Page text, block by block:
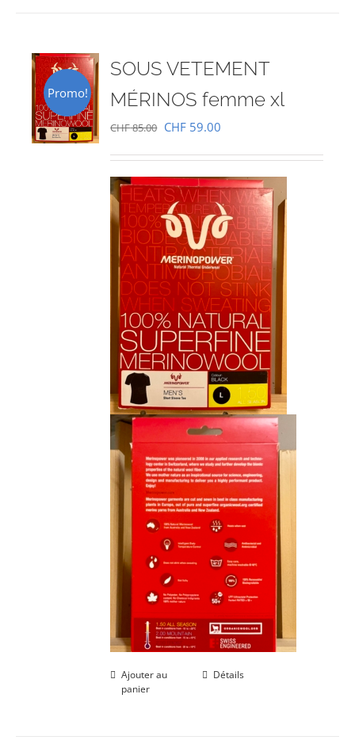
Promo!
SOUS VETEMENT
MÉRINOS femme xl
CHF85.00 Le
initial
était :
CHF 85.00.
CHF 59.00
actuel
est :
CHF 59.00.
Ajouter au
panier
Détails